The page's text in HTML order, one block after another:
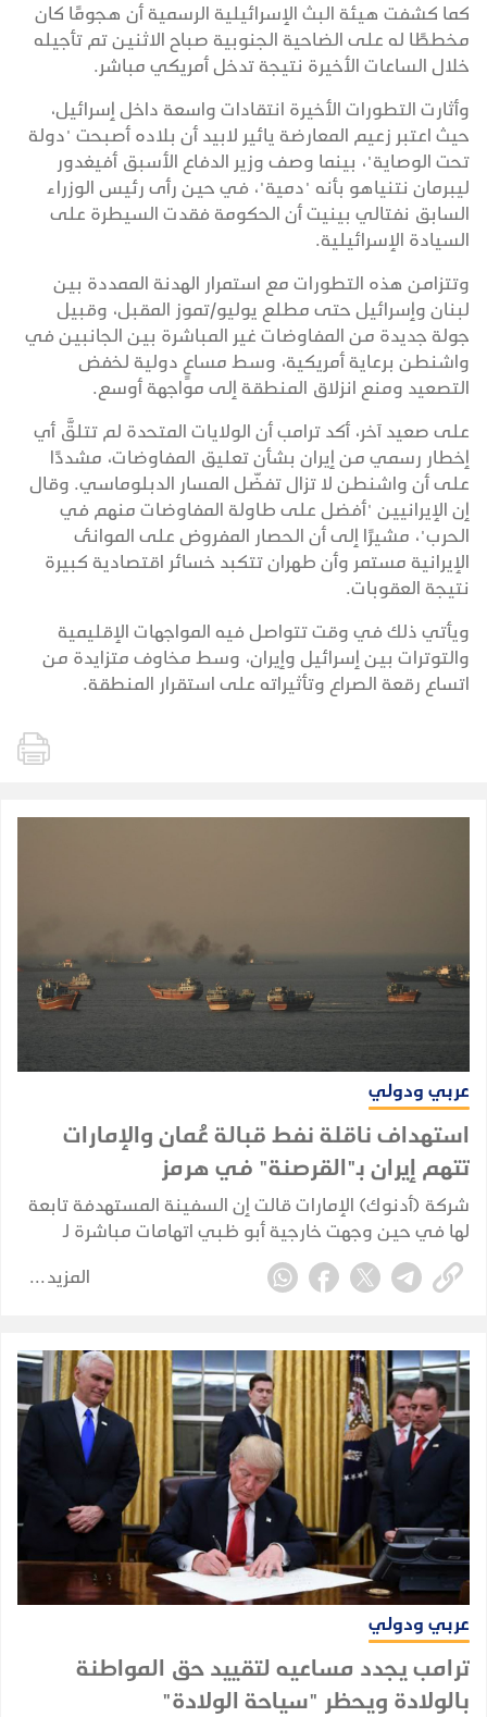
كما كشفت هيئة البث الإسرائيلية الرسمية أن هجومًا كان
مخططًا له على الضاحية الجنوبية صباح الاثنين تم تأجيله
خلال الساعات الأخيرة نتيجة تدخل أمريكي مباشر.
وأثارت التطورات الأخيرة انتقادات واسعة داخل إسرائيل،
حيث اعتبر زعيم المعارضة يائير لابيد أن بلاده أصبحت "دولة
تحت الوصاية"، بينما وصف وزير الدفاع الأسبق أفيغدور
ليبرمان نتنياهو بأنه "دمية"، في حين رأى رئيس الوزراء
السابق نفتالي بينيت أن الحكومة فقدت السيطرة على
السيادة الإسرائيلية.
وتتزامن هذه التطورات مع استمرار الهدنة الممددة بين
لبنان وإسرائيل حتى مطلع يوليو/تموز المقبل، وقبيل
جولة جديدة من المفاوضات غير المباشرة بين الجانبين في
واشنطن برعاية أمريكية، وسط مساعٍ دولية لخفض
التصعيد ومنع انزلاق المنطقة إلى مواجهة أوسع.
على صعيد آخر، أكد ترامب أن الولايات المتحدة لم تتلقَّ أي
إخطار رسمي من إيران بشأن تعليق المفاوضات، مشددًا
على أن واشنطن لا تزال تفضّل المسار الدبلوماسي. وقال
إن الإيرانيين "أفضل على طاولة المفاوضات منهم في
الحرب"، مشيرًا إلى أن الحصار المفروض على الموانئ
الإيرانية مستمر وأن طهران تتكبد خسائر اقتصادية كبيرة
نتيجة العقوبات.
ويأتي ذلك في وقت تتواصل فيه المواجهات الإقليمية
والتوترات بين إسرائيل وإيران، وسط مخاوف متزايدة من
اتساع رقعة الصراع وتأثيراته على استقرار المنطقة.
عربي ودولي
استهداف ناقلة نفط قبالة عُمان والإمارات
تتهم إيران بـ"القرصنة" في هرمز
شركة (أدنوك) الإمارات قالت إن السفينة المستهدفة تابعة
لها في حين وجهت خارجية أبو ظبي اتهامات مباشرة لـ
طهران بشن "هجوم عدواني".
المزيد
عربي ودولي
ترامب يجدد مساعيه لتقييد حق المواطنة
بالولادة ويحظر "سياحة الولادة"